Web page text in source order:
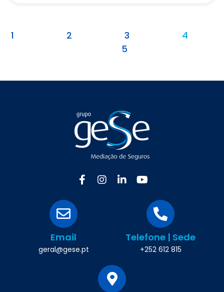
1 2 3
4
5
Email
geral@gese.pt
Telefone | Sede
+252 612 815